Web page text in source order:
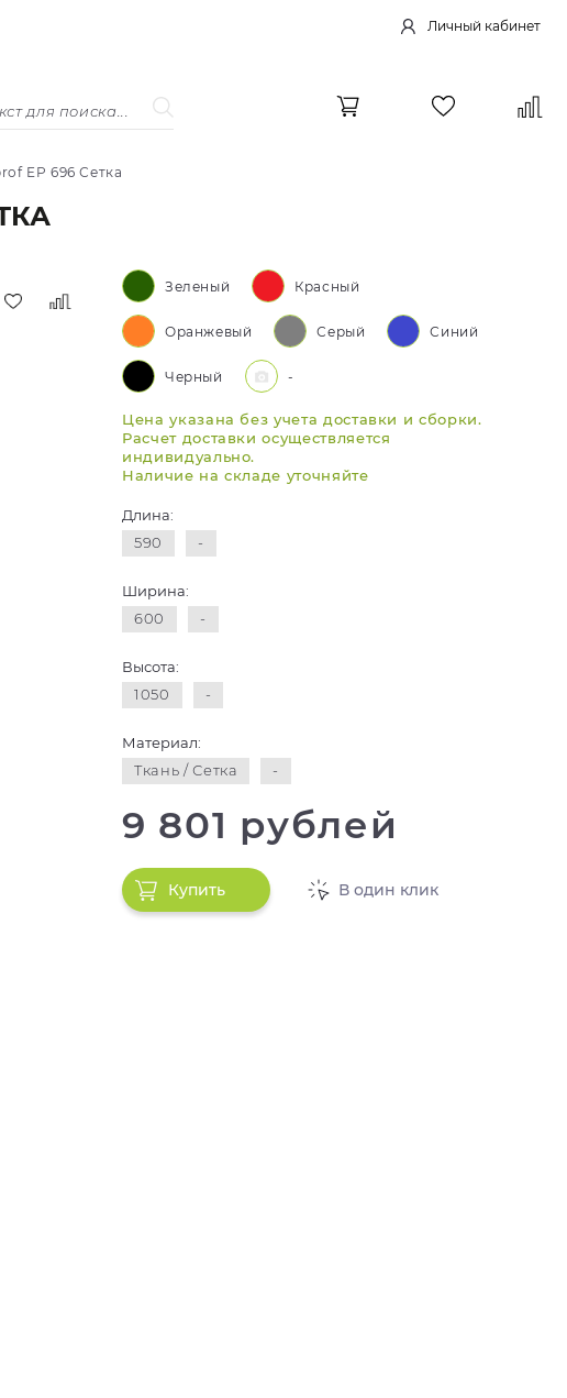
Личный кабинет
EP 696 Сетка
Зеленый Красный
Оранжевый Серый Синий
Черный -
Цена указана без учета доставки и сборки.
Расчет доставки осуществляется
индивидуально.
Наличие на складе уточняйте
Длина:
590
-
Ширина:
600
-
Высота:
1050
-
Материал:
Ткань / Сетка
-
9 801 рублей
Купить В один клик